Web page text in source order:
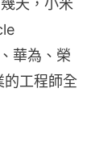
天，小米
華為、榮
工程師全